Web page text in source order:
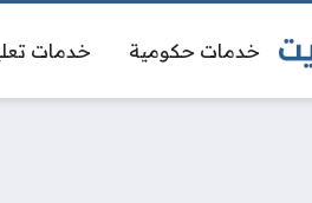
خدمات حكومية خدمات